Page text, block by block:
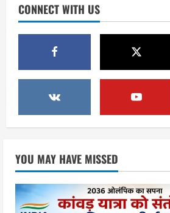
1
कांवड़ यात्रा, संतों ने
आशीर्वाद
2
एसआईआर के तहत
परेशान करने का
August 6, 2026
3
महंत यति रामस्वरूप
दिन चला हाई वोल्टेज
साथ ले गए यति
August 5, 2026
CONNECT WITH US
YOU MAY HAVE MISSED